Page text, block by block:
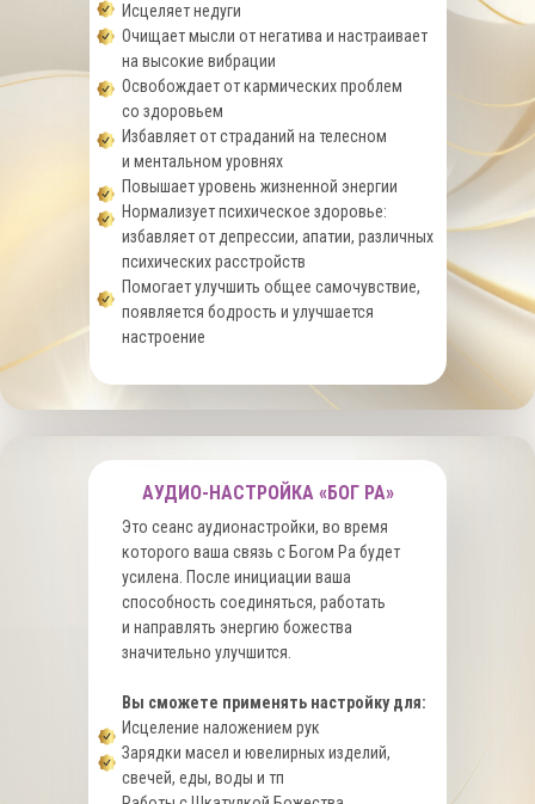
Исцеляет недуги
Очищает мысли от негатива и настраивает
на высокие вибрации
Освобождает от кармических проблем
со здоровьем
Избавляет от страданий на телесном
и ментальном уровнях
Повышает уровень жизненной энергии
Нормализует психическое здоровье:
избавляет от депрессии, апатии, различных
психических расстройств
Помогает улучшить общее самочувствие,
появляется бодрость и улучшается
настроение
Это сеанс аудионастройки, во время
которого ваша связь с Богом Ра будет
усилена. После инициации ваша
способность соединяться, работать
и направлять энергию божества
значительно улучшится.
Вы сможете применять настройку для:
Исцеление наложением рук
Зарядки масел и ювелирных изделий,
свечей, еды, воды и тп
АУДИО-НАСТРОЙКА «БОГ РА»